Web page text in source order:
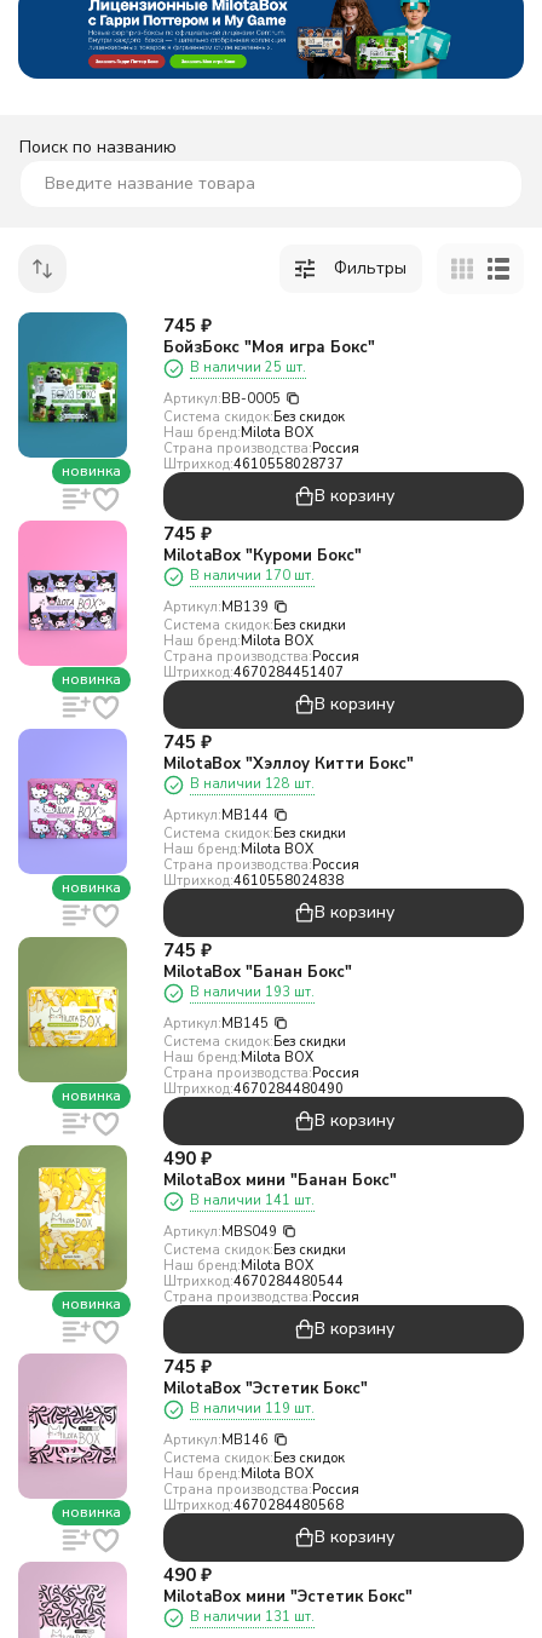
Поиск по названию
Фильтры
новинка
745 ₽
БойзБокс "Моя игра Бокс"
В наличии 25 шт.
Артикул:BB-0005
Система скидок:Без скидок
Наш бренд:Milota BOX
Страна производства:Россия
Штрихкод:4610558028737
В корзину
новинка
745 ₽
MilotaBox "Куроми Бокс"
В наличии 170 шт.
Артикул:MB139
Система скидок:Без скидки
Наш бренд:Milota BOX
Страна производства:Россия
Штрихкод:4670284451407
В корзину
новинка
745 ₽
MilotaBox "Хэллоу Китти Бокс"
В наличии 128 шт.
Артикул:MB144
Система скидок:Без скидки
Наш бренд:Milota BOX
Страна производства:Россия
Штрихкод:4610558024838
В корзину
новинка
745 ₽
MilotaBox "Банан Бокс"
В наличии 193 шт.
Артикул:MB145
Система скидок:Без скидки
Наш бренд:Milota BOX
Страна производства:Россия
Штрихкод:4670284480490
В корзину
новинка
490 ₽
MilotaBox мини "Банан Бокс"
В наличии 141 шт.
Артикул:MBS049
Система скидок:Без скидки
Наш бренд:Milota BOX
Штрихкод:4670284480544
Страна производства:Россия
В корзину
новинка
745 ₽
MilotaBox "Эстетик Бокс"
В наличии 119 шт.
Артикул:MB146
Система скидок:Без скидок
Наш бренд:Milota BOX
Страна производства:Россия
Штрихкод:4670284480568
В корзину
490 ₽
MilotaBox мини "Эстетик Бокс"
В наличии 131 шт.